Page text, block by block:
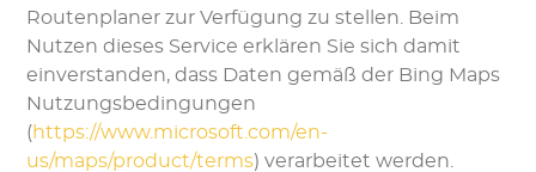
Routenplaner zur Verfügung zu stellen. Beim
Nutzen dieses Service erklären Sie sich damit
einverstanden, dass Daten gemäß der Bing Maps
Nutzungsbedingungen
(https://www.microsoft.com/en-
us/maps/product/terms) verarbeitet werden.